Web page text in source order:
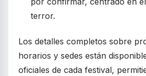
terror.
Los detalles completos sobre
horarios y sedes están
oficiales de cada festival,